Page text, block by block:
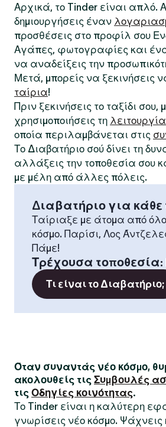
Αρχικά, το Tinder είναι απλό.
δημιουργήσεις έναν
προσθέσεις στο προφίλ σου
Αγάπες, φωτογραφίες και
να αναδείξεις την
Μετά, μπορείς να ξεκινήσεις
ταίρια!
Πριν ξεκινήσεις το ταξίδι σου,
χρησιμοποιήσεις τη
οποία περιλαμβάνεται στις
Το Διαβατήριο σού δίνει τη
αλλάξεις την τοποθεσία σου
με μέλη από άλλες πόλεις.
Διαβατήριο για κάθε
Ταίριαξε με άτομα από
κόσμο. Παρίσι, Λος
Πάμε!
Τρέχουσα τοποθεσία:
Τι είναι το Διαβατήριο;
Όταν συναντάς νέο κόσμο,
ακολουθείς τις Συμβουλές
τις Οδηγίες κοινότητας.
Το Tinder είναι η καλύτερη
γνωρίσεις νέο κόσμο. Ψάχνεις